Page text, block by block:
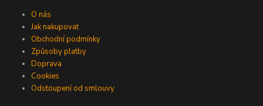
O nás
Jak nakupovat
Obchodní podmínky
Způsoby platby
Doprava
Cookies
Odstoupení od smlouvy